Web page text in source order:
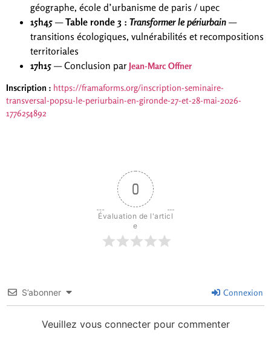
géographe, école d’urbanisme de paris / upec
15h45 —Table ronde 3 : Transformer le périurbain —
transitions écologiques, vulnérabilités et recompositions
territoriales
17h15 — Conclusion par Jean-Marc Offner
Inscription : https://framaforms.org/inscription-seminaire-
transversal-popsu-le-periurbain-en-gironde-27-et-28-mai-2026-
1776254892
0
Évaluation de l'articl
e
S’abonner Connexion
Veuillez vous connecter pour commenter